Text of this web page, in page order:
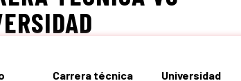
Carrera técnica Universidad